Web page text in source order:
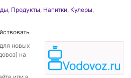
, Продукты, Напитки, Кулеры,
новых
на